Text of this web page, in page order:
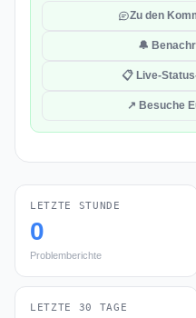
Zu den
🔔
📋 Live-
↗ Besuche
LETZTE STUNDE
0
Problemberichte
LETZTE 30 TAGE